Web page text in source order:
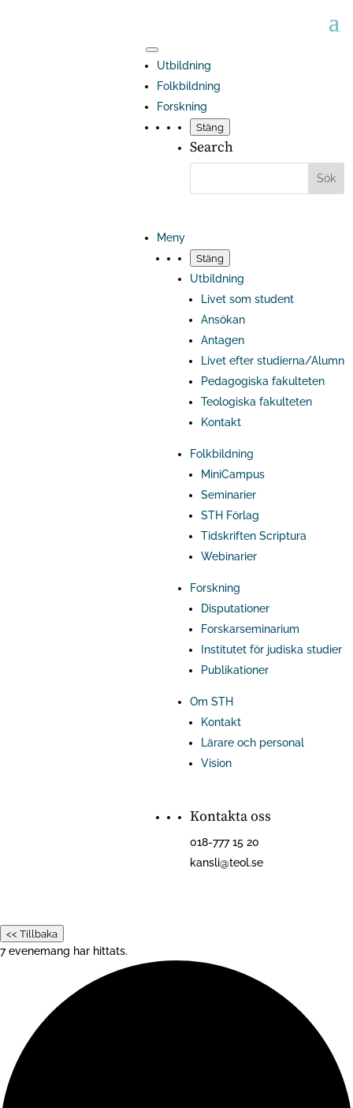
Utbildning
Folkbildning
Forskning
Stäng
Search
Meny
Stäng
Utbildning
Livet som student
Ansökan
Antagen
Livet efter studierna/Alumn
Pedagogiska fakulteten
Teologiska fakulteten
Kontakt
Folkbildning
MiniCampus
Seminarier
STH Förlag
Tidskriften Scriptura
Webinarier
Forskning
Disputationer
Forskarseminarium
Institutet för judiska studier
Publikationer
Om STH
Kontakt
Lärare och personal
Vision
Kontakta oss
018-777 15 20
kansli@teol.se
<< Tillbaka
7 evenemang har hittats.